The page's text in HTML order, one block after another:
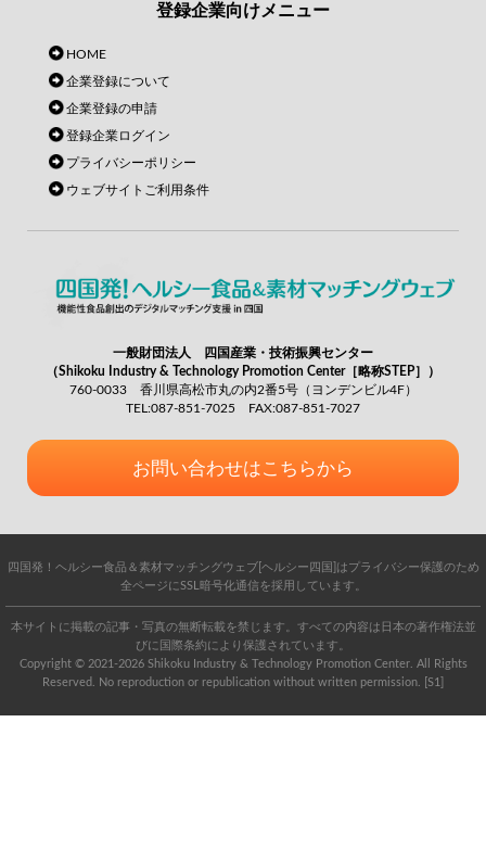
登録企業向けメニュー
HOME
企業登録について
企業登録の申請
登録企業ログイン
プライバシーポリシー
ウェブサイトご利用条件
一般財団法人 四国産業・技術振興センター
（Shikoku Industry & Technology Promotion Center［略称STEP］）
760-0033 香川県高松市丸の内2番5号（ヨンデンビル4F）
TEL:087-851-7025 FAX:087-851-7027
お問い合わせはこちらから
四国発！ヘルシー食品＆素材マッチングウェブ[ヘルシー四国]はプライバシー保護のため
全ページにSSL暗号化通信を採用しています。
本サイトに掲載の記事・写真の無断転載を禁じます。すべての内容は日本の著作権法並
びに国際条約により保護されています。
Copyright © 2021-2026 Shikoku Industry & Technology Promotion Center. All Rights
Reserved. No reproduction or republication without written permission. [S1]